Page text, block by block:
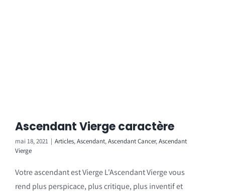
Ascendant Vierge caractère
mai 18, 2021 | Articles,Ascendant,Ascendant Cancer,Ascendant
Vierge
Votre ascendant est Vierge L'Ascendant Vierge vous
rend plus perspicace, plus critique, plus inventif et